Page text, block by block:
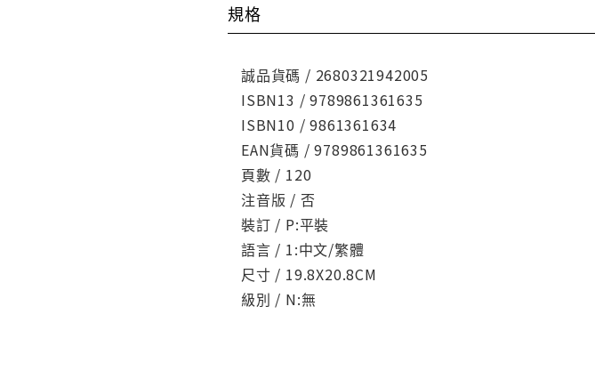
規格
誠品貨碼 / 2680321942005
ISBN13 / 9789861361635
ISBN10 / 9861361634
EAN貨碼 / 9789861361635
頁數 / 120
注音版 / 否
裝訂 / P:平裝
語言 / 1:中文/繁體
尺寸 / 19.8X20.8CM
級別 / N:無